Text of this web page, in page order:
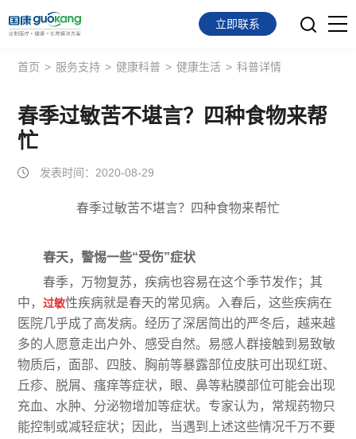
首页
面向会员
面向企业
立即联系
首页 > 服务支持 > 健康科普 > 健康生活 > 科普详情
春季过敏苦不堪言？四种食物来帮
忙
发表时间：2020-08-29
春季过敏苦不堪言？四种食物来帮忙
春天，警惕一些“受伤”症状
春季，万物复苏，疾病也容易在这个季节发作；其
中，过敏性疾病就是春天的常见病。入春后，这些疾病在
医院几乎成了高发病。经历了深居简出的严冬后，越来越
多的人愿意走出户外、感受自然。易感人群接触到易致敏
物质后，面部、四肢、胸前等暴露部位皮肤可出现红斑、
丘疹、脱屑、瘙痒等症状，眼、鼻等粘膜部位可能会出现
充血、水肿、分泌物增加等症状。专家认为，常规药物只
能控制或减轻症状；因此，当遇到上述这些情况千万不要